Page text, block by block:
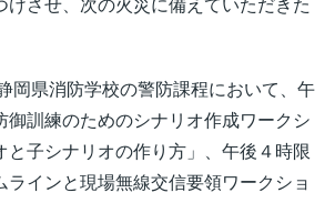
けさせ、次の火災に備えていただきた
岡県消防学校の警防課程において、午
御訓練のためのシナリオ作成ワークシ
と子シナリオの作り方」、午後４時限
ラインと現場無線交信要領ワークショ